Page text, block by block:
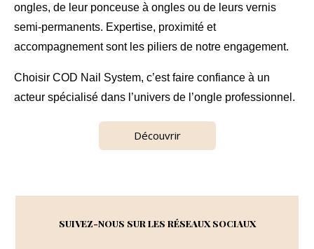
ongles, de leur ponceuse à ongles ou de leurs vernis
semi-permanents. Expertise, proximité et
accompagnement sont les piliers de notre engagement.
Choisir COD Nail System, c’est faire confiance à un
acteur spécialisé dans l’univers de l’ongle professionnel.
Découvrir
SUIVEZ-NOUS SUR LES RÉSEAUX SOCIAUX